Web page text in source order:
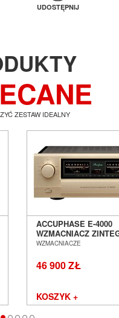
UDOSTĘPNIJ
ZESTAW IDEALNY
ACCUPHASE E-4000
WZMACNIACZ
SALON POZNAŃ
WZMACNIACZE
46 900 ZŁ
KOSZYK +